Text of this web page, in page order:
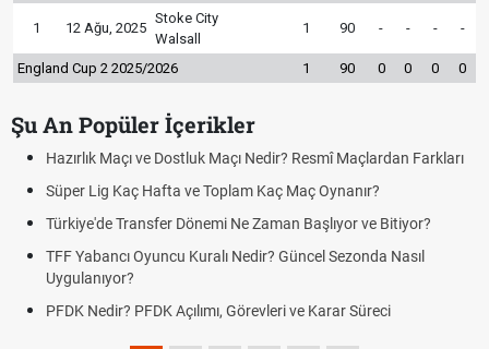
1 12 Ağu, 2025
Stoke City
Walsall
1 90 - - - -
England Cup 2 2025/2026 1 90 0 0 0 0
Şu An Popüler İçerikler
Hazırlık Maçı ve Dostluk Maçı Nedir? Resmî Maçlardan Farkları
Süper Lig Kaç Hafta ve Toplam Kaç Maç Oynanır?
Türkiye'de Transfer Dönemi Ne Zaman Başlıyor ve Bitiyor?
TFF Yabancı Oyuncu Kuralı Nedir? Güncel Sezonda Nasıl
Uygulanıyor?
PFDK Nedir? PFDK Açılımı, Görevleri ve Karar Süreci